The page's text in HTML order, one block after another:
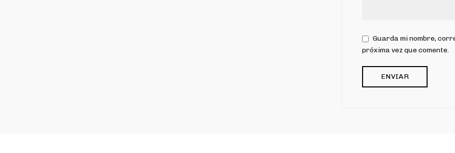
Guarda mi nombre,
próxima vez que comente.